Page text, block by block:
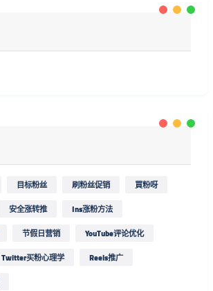
目标粉丝 刷粉丝促销
買粉呀
安全涨转推
Ins涨粉方法
节假日营销
YouTube评论优化
Twitter买粉心理学
Reels推广